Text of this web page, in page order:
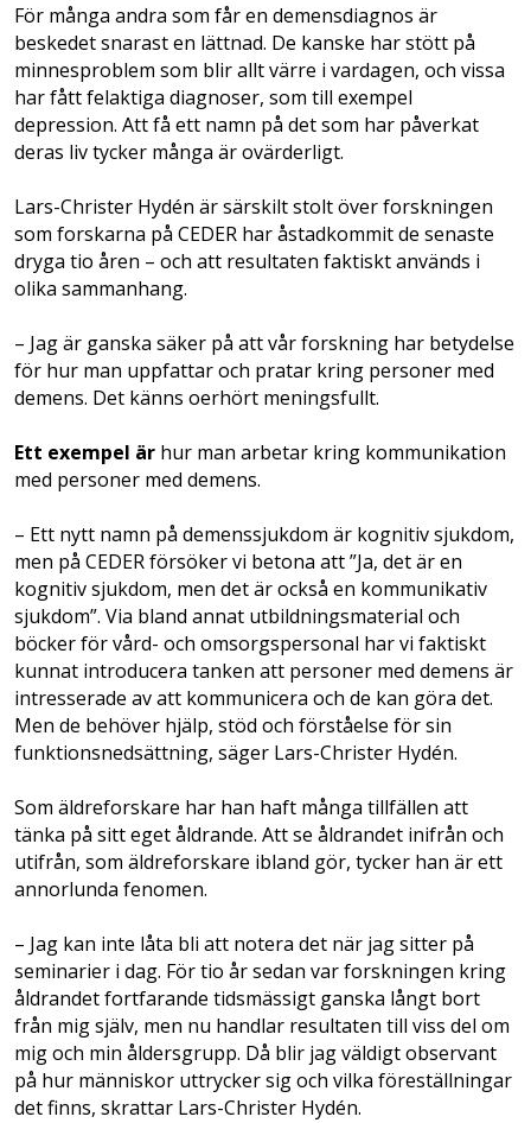
För många andra som får en demensdiagnos är
beskedet snarast en lättnad. De kanske har stött på
minnesproblem som blir allt värre i vardagen, och vissa
har fått felaktiga diagnoser, som till exempel
depression. Att få ett namn på det som har påverkat
deras liv tycker många är ovärderligt.
Lars-Christer Hydén är särskilt stolt över forskningen
som forskarna på CEDER har åstadkommit de senaste
dryga tio åren – och att resultaten faktiskt används i
olika sammanhang.
– Jag är ganska säker på att vår forskning har betydelse
för hur man uppfattar och pratar kring personer med
demens. Det känns oerhört meningsfullt.
Ett exempel är hur man arbetar kring kommunikation
med personer med demens.
– Ett nytt namn på demenssjukdom är kognitiv sjukdom,
men på CEDER försöker vi betona att ”Ja, det är en
kognitiv sjukdom, men det är också en kommunikativ
sjukdom”. Via bland annat utbildningsmaterial och
böcker för vård- och omsorgspersonal har vi faktiskt
kunnat introducera tanken att personer med demens är
intresserade av att kommunicera och de kan göra det.
Men de behöver hjälp, stöd och förståelse för sin
funktionsnedsättning, säger Lars-Christer Hydén.
Som äldreforskare har han haft många tillfällen att
tänka på sitt eget åldrande. Att se åldrandet inifrån och
utifrån, som äldreforskare ibland gör, tycker han är ett
annorlunda fenomen.
– Jag kan inte låta bli att notera det när jag sitter på
seminarier i dag. För tio år sedan var forskningen kring
åldrandet fortfarande tidsmässigt ganska långt bort
från mig själv, men nu handlar resultaten till viss del om
mig och min åldersgrupp. Då blir jag väldigt observant
på hur människor uttrycker sig och vilka föreställningar
det finns, skrattar Lars-Christer Hydén.